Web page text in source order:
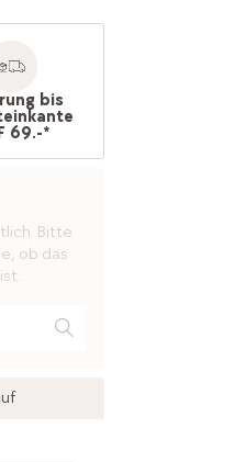
bis
69.-*
Bitte
ob das